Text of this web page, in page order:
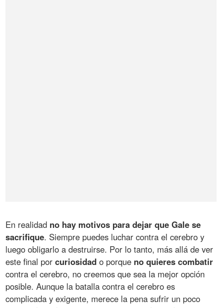
En realidad no hay motivos para dejar que Gale se
sacrifique. Siempre puedes luchar contra el cerebro y
luego obligarlo a destruirse. Por lo tanto, más allá de ver
este final porcuriosidad o porque no quieres combatir
contra el cerebro, no creemos que sea la mejor opción
posible. Aunque la batalla contra el cerebro es
complicada y exigente, merece la pena sufrir un poco